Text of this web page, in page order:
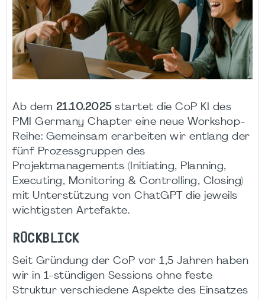
Ab dem 21.10.2025startet die CoP KI des
PMI Germany Chapter eine neue Workshop-
Reihe: Gemeinsam erarbeiten wir entlang der
fünf Prozessgruppen des
Projektmanagements (Initiating, Planning,
Executing, Monitoring & Controlling, Closing)
mit Unterstützung von ChatGPT die jeweils
wichtigsten Artefakte.
RÜCKBLICK
Seit Gründung der CoP vor 1,5 Jahren haben
wir in 1-stündigen Sessions ohne feste
Struktur verschiedene Aspekte des Einsatzes